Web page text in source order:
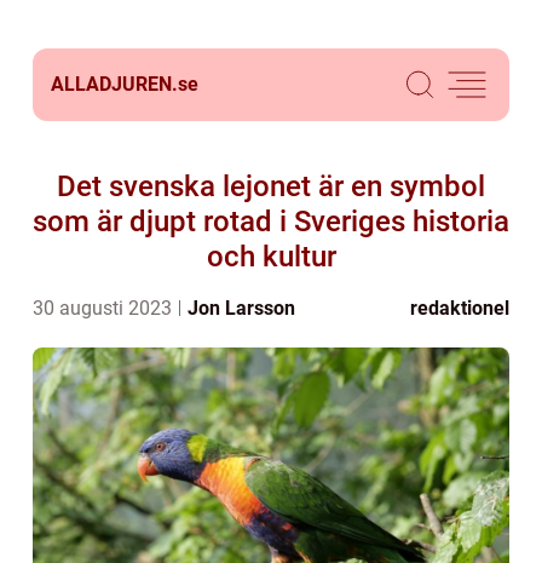
ALLADJUREN.se
Det svenska lejonet är en symbol
som är djupt rotad i Sveriges historia
och kultur
30 augusti 2023 Jon Larsson redaktionel